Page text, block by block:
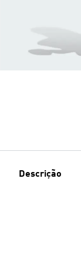
Descrição